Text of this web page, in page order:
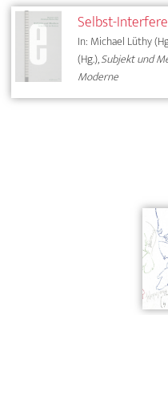
Selbst-
In: Michael Lüthy
(Hg.),Subjekt und
Moderne